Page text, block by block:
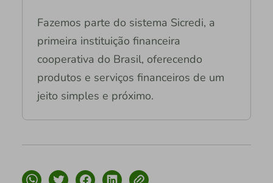
Fazemos parte do sistema Sicredi, a
primeira instituição financeira
cooperativa do Brasil, oferecendo
produtos e serviços financeiros de um
jeito simples e próximo.